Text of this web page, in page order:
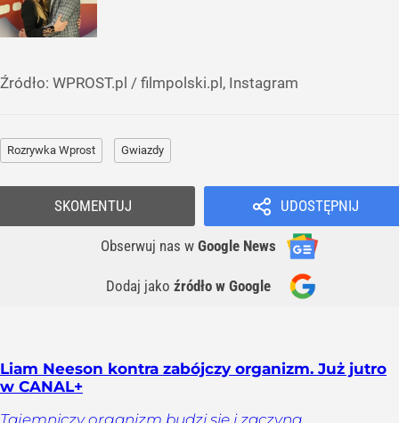
Źródło: WPROST.pl / filmpolski.pl, Instagram
Rozrywka Wprost Gwiazdy
UDOSTĘPNIJ
Obserwuj nas w Google News
Dodaj jako źródło w Google
SKOMENTUJ
Liam Neeson kontra zabójczy organizm. Już jutro
w CANAL+